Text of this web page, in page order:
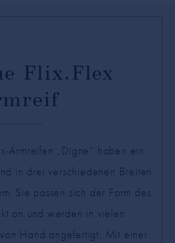
Flix.Flex
Armreifen „Digne“ haben ein
in drei verschiedenen Breiten
Sie passen sich der Form des
an und werden in vielen
Hand angefertigt. Mit einer